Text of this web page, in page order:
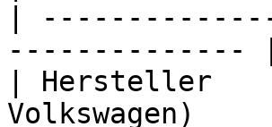
|
-------------- |
| Hersteller
Volkswagen)